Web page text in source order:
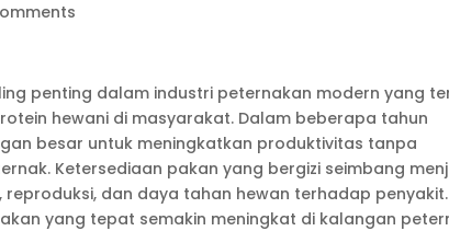
penting dalam industri peternakan modern yang
hewani di masyarakat. Dalam beberapa tahun
besar untuk meningkatkan produktivitas tanpa
Ketersediaan pakan yang bergizi seimbang
dan daya tahan hewan terhadap penyakit.
yang tepat semakin meningkat di kalangan